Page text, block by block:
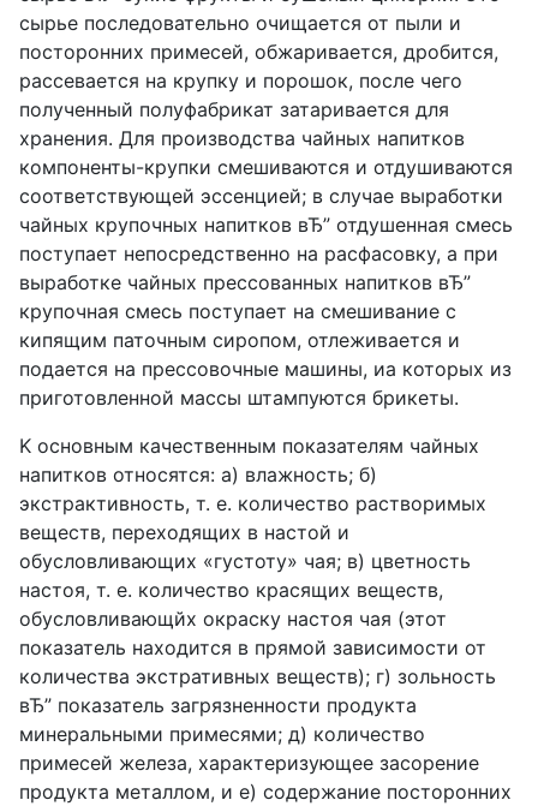
сырье последовательно очищается от пыли и
посторонних примесей, обжаривается, дробится,
рассевается на крупку и порошок, после чего
полученный полуфабрикат затаривается для
хранения. Для производства чайных напитков
компоненты-крупки смешиваются и отдушиваются
соответствующей эссенцией; в случае выработки
чайных крупочных напитков вЂ” отдушенная смесь
поступает непосредственно на расфасовку, а при
выработке чайных прессованных напитков вЂ”
крупочная смесь поступает на смешивание с
кипящим паточным сиропом, отлеживается и
подается на прессовочные машины, иа которых из
приготовленной массы штампуются брикеты.
K основным качественным показателям чайных
напитков относятся: а) влажность; б)
экстрактивность, т. е. количество растворимых
веществ, переходящих в настой и
обусловливающих «густоту» чая; в) цветность
настоя, т. е. количество красящих веществ,
обусловливающйх окраску настоя чая (этот
показатель находится в прямой зависимости от
количества экстративных веществ); г) зольность
вЂ” показатель загрязненности продукта
минеральными примесями; д) количество
примесей железа, характеризующее засорение
продукта металлом, и е) содержание посторонних